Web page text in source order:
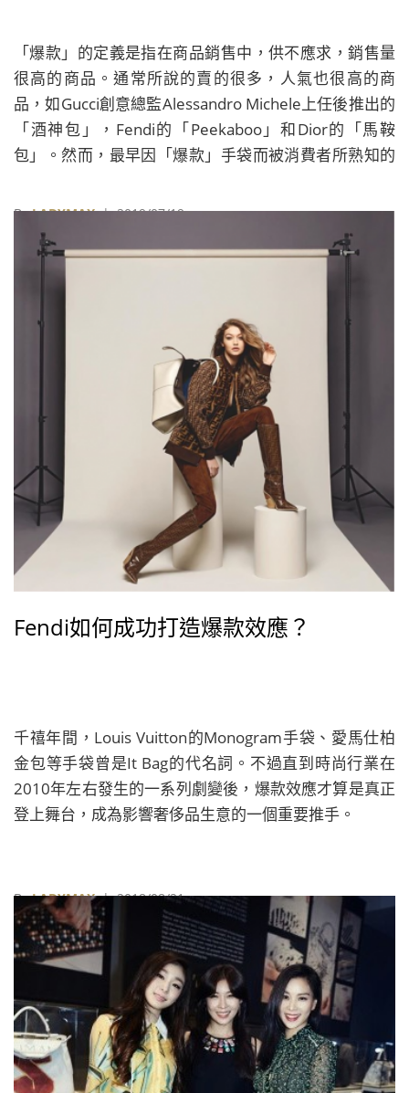
「爆款」的定義是指在商品銷售中，供不應求，銷售量
很高的商品。通常所說的賣的很多，人氣也很高的商
品，如Gucci創意總監Alessandro Michele上任後推出的
「酒神包」，Fendi的「Peekaboo」和Dior的「馬鞍
包」。然而，最早因「爆款」手袋而被消費者所熟知的
線。
ByLADYMAX| 2019/07/19
Fendi如何成功打造爆款效應？
千禧年間，Louis Vuitton的Monogram手袋、愛馬仕柏
金包等手袋曾是It Bag的代名詞。不過直到時尚行業在
2010年左右發生的一系列劇變後，爆款效應才算是真正
登上舞台，成為影響奢侈品生意的一個重要推手。
ByLADYMAX| 2018/08/21